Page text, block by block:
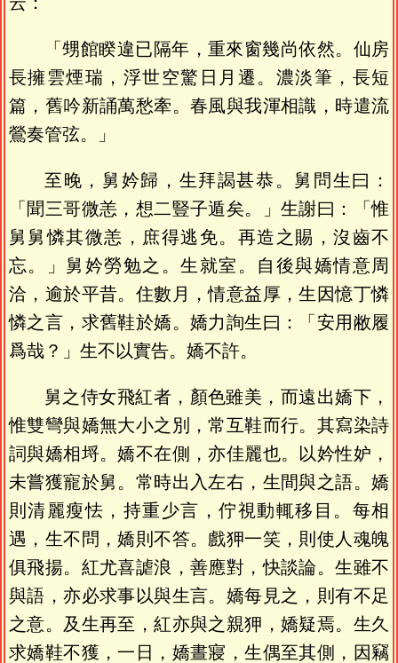
「甥館睽違已隔年，重來窗幾尚依然。仙房
長擁雲煙瑞，浮世空驚日月遷。濃淡筆，長短
篇，舊吟新誦萬愁牽。春風與我渾相識，時遣流
鶯奏管弦。」
至晚，舅妗歸，生拜謁甚恭。舅問生曰：
「聞三哥微恙，想二豎子遁矣。」生謝曰：「惟
舅舅憐其微恙，庶得逃免。再造之賜，沒齒不
忘。」舅妗勞勉之。生就室。自後與嬌情意周
洽，逾於平昔。住數月，情意益厚，生因憶丁憐
憐之言，求舊鞋於嬌。嬌力詢生曰：「安用敝履
爲哉？」生不以實告。嬌不許。
舅之侍女飛紅者，顏色雖美，而遠出嬌下，
惟雙彎與嬌無大小之別，常互鞋而行。其寫染詩
詞與嬌相埒。嬌不在側，亦佳麗也。以妗性妒，
未嘗獲寵於舅。常時出入左右，生間與之語。嬌
則清麗瘦怯，持重少言，佇視動輒移目。每相
遇，生不問，嬌則不答。戲狎一笑，則使人魂魄
俱飛揚。紅尤喜謔浪，善應對，快談論。生雖不
與語，亦必求事以與生言。嬌每見之，則有不足
之意。及生再至，紅亦與之親狎，嬌疑焉。生久
求嬌鞋不獲，一日，嬌晝寢，生偶至其側，因竊